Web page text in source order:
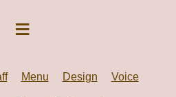
Menu Design Voice